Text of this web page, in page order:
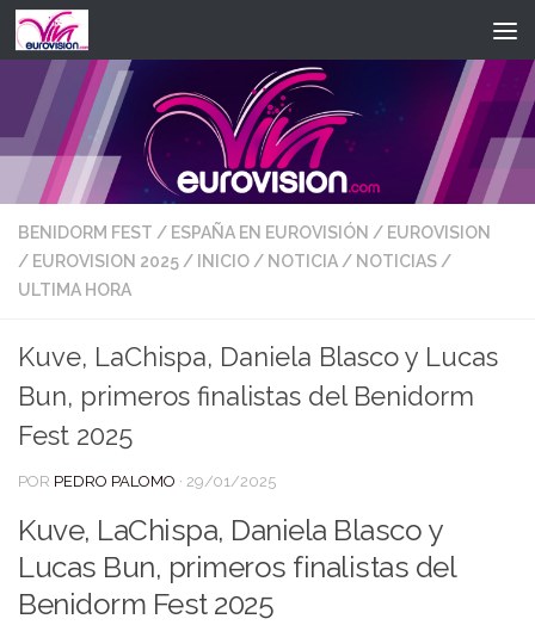
Saltar al contenido
BENIDORM FEST / ESPAÑA EN EUROVISIÓN / EUROVISION
/ EUROVISION 2025/ INICIO/ NOTICIA/ NOTICIAS/
ULTIMA HORA
Kuve, LaChispa, Daniela Blasco y Lucas
Bun, primeros finalistas del Benidorm
Fest 2025
POR PEDRO PALOMO · 29/01/2025
Kuve, LaChispa, Daniela Blasco y
Lucas Bun, primeros finalistas del
Benidorm Fest 2025